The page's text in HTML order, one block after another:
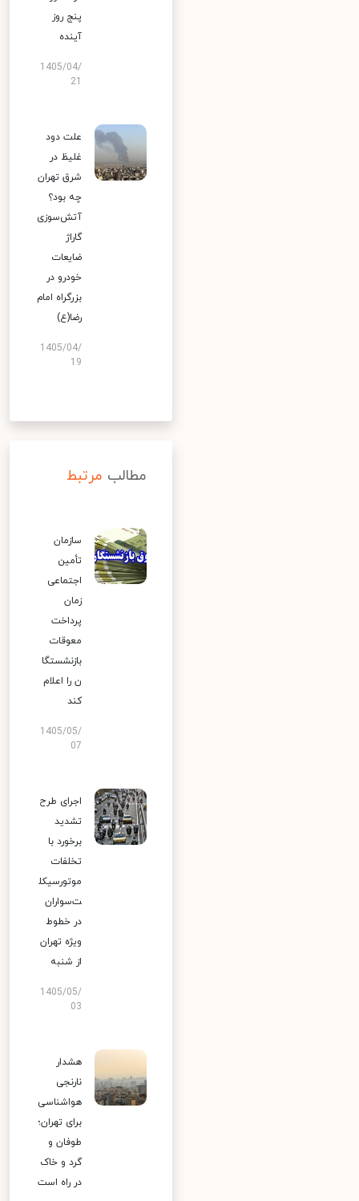
پنج روز
آینده
1405/04/
علت دود
غلیظ در
شرق تهران
چه بود؟
آتش‌سوزی
گاراژ
ضایعات
خودرو در
بزرگراه امام
رضا(ع)
1405/04/
19
مطالب مرتبط
سازمان
تأمین
اجتماعی
زمان
پرداخت
معوقات
بازنشستگا
ن را اعلام
کند
1405/05/
07
اجرای طرح
تشدید
برخورد با
تخلفات
موتورسیکل
ت‌سواران
در خطوط
ویژه تهران
از شنبه
1405/05/
03
هشدار
نارنجی
هواشناسی
برای تهران؛
طوفان و
گرد و خاک
در راه است